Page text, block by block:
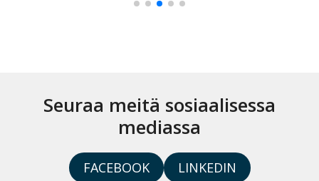
Seuraa meitä sosiaalisessa
mediassa
FACEBOOK LINKEDIN